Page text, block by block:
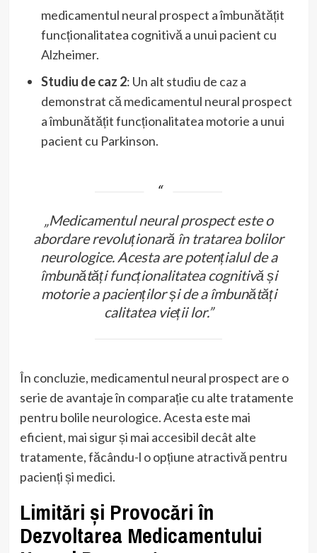
medicamentul neural prospect a îmbunătățit
funcționalitatea cognitivă a unui pacient cu
Alzheimer.
Studiu de caz 2: Un alt studiu de caz a
demonstrat că medicamentul neural prospect
a îmbunătățit funcționalitatea motorie a unui
pacient cu Parkinson.
„Medicamentul neural prospect este o
abordare revoluționară în tratarea bolilor
neurologice. Acesta are potențialul de a
îmbunătăți funcționalitatea cognitivă și
motorie a pacienților și de a îmbunătăți
calitatea vieții lor.”
În concluzie, medicamentul neural prospect are o
serie de avantaje în comparație cu alte tratamente
pentru bolile neurologice. Acesta este mai
eficient, mai sigur și mai accesibil decât alte
tratamente, făcându-l o opțiune atractivă pentru
pacienți și medici.
Limitări și Provocări în
Dezvoltarea Medicamentului